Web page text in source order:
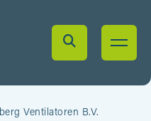
Ventilatoren B.V.